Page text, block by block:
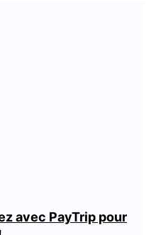
avec PayTrip pour